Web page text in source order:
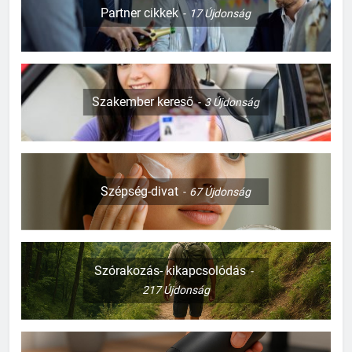
Partner cikkek 17Újdonság
Szakember kereső 3Újdonság
Szépség-divat 67Újdonság
Szórakozás- kikapcsolódás
217Újdonság